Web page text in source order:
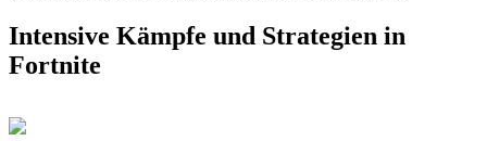
Intensive Kämpfe und Strategien in
Fortnite